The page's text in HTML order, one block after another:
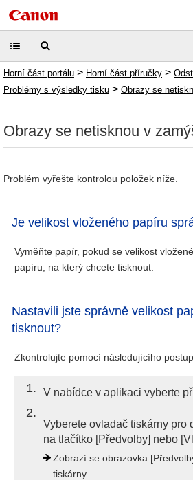
Horní část portálu > Horní část příručky >
Problémy s výsledky tisku > Obrazy se
Obrazy se netisknou v
Problém vyřešte kontrolou položek níže.
Je velikost vloženého papíru
Vyměňte papír, pokud se velikost
papíru, na který chcete tisknout.
Nastavili jste správně velikost
tisknout?
Zkontrolujte pomocí následujícího
1 V nabídce v aplikaci vyberte
2
Vyberete ovladač tiskárny pro
na tlačítko [Předvolby] nebo
Zobrazí se obrazovka
tiskárny.